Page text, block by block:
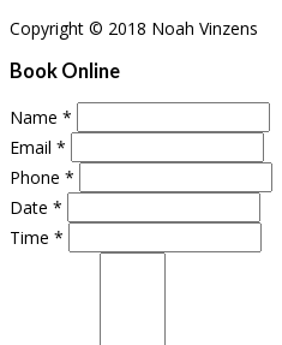
Copyright © 2018 Noah Vinzens
Book Online
Name *
Email *
Phone *
Date *
Time *